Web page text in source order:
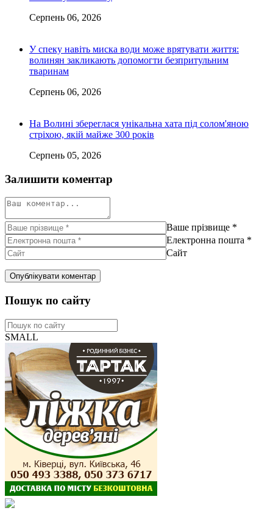
Серпень 06, 2026
У спеку навіть миска води може врятувати життя:
волинян закликають допомогти безпритульним
тваринам
Серпень 06, 2026
На Волині збереглася унікальна хата під солом'яною
стріхою, якій майже 300 років
Серпень 05, 2026
Залишити коментар
Ваше прізвище *
Електронна пошта *
Сайт
Пошук по сайту
SMALL